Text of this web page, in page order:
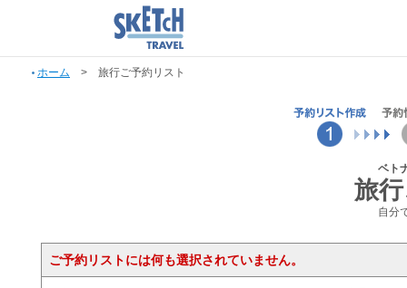
ホーム > 旅行ご予約リスト
ベト
旅
自分
ご予約リストには何も選択されていません。